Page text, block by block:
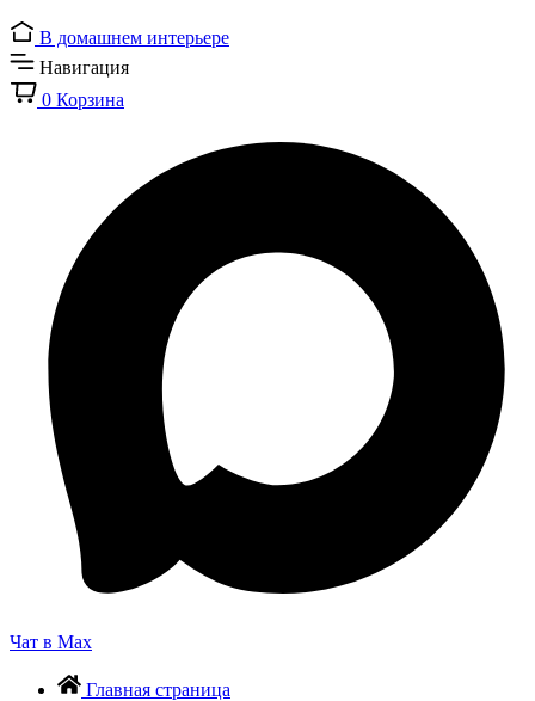
В домашнем интерьере
Навигация
0 Корзина
Чат в Max
Главная страница